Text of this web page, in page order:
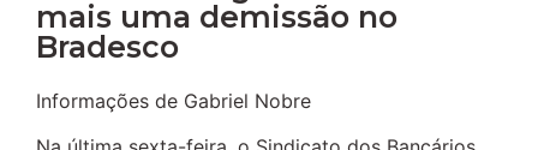
mais uma demissão no
Bradesco
Informações de Gabriel Nobre